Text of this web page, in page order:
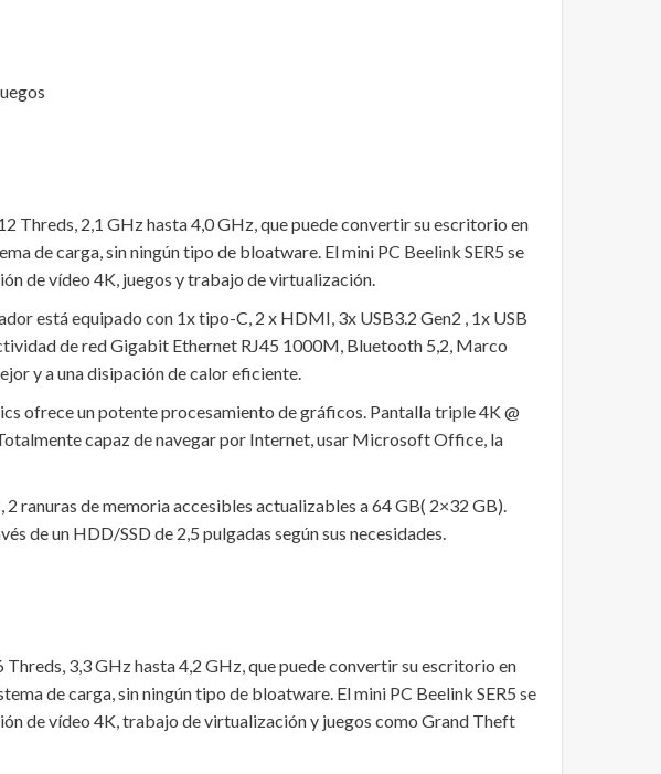
Threds, 2,1 GHz hasta 4,0 GHz, que puede convertir su escritorio en
de carga, sin ningún tipo de bloatware. El mini PC Beelink SER5 se
de vídeo 4K, juegos y trabajo de virtualización.
está equipado con 1x tipo-C, 2 x HDMI, 3x USB3.2 Gen2 , 1x USB
de red Gigabit Ethernet RJ45 1000M, Bluetooth 5,2, Marco
y a una disipación de calor eficiente.
ofrece un potente procesamiento de gráficos. Pantalla triple 4K @
capaz de navegar por Internet, usar Microsoft Office, la
ranuras de memoria accesibles actualizables a 64 GB( 2×32 GB).
de un HDD/SSD de 2,5 pulgadas según sus necesidades.
3,3 GHz hasta 4,2 GHz, que puede convertir su escritorio en
de carga, sin ningún tipo de bloatware. El mini PC Beelink SER5 se
de vídeo 4K, trabajo de virtualización y juegos como Grand Theft